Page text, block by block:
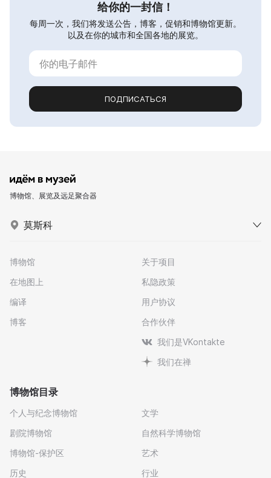
给你的一封信！
每周一次，我们将发送公告，博客，促销和博物馆更新。
以及在你的城市和全国各地的展览。
ПОДПИСАТЬСЯ
博物馆、展览及远足聚合器
莫斯科
博物馆
在地图上
编译
博客
关于项目
私隐政策
用户协议
合作伙伴
我们是VKontakte
我们在禅
博物馆目录
个人与纪念博物馆
剧院博物馆
博物馆-保护区
历史
文学
自然科学博物馆
艺术
行业